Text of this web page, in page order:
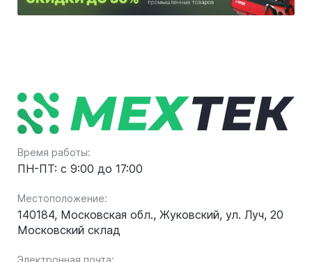
Время работы:
ПН-ПТ: с 9:00 до 17:00
Местоположение:
140184, Московская обл., Жуковский, ул. Луч, 20
Московский склад